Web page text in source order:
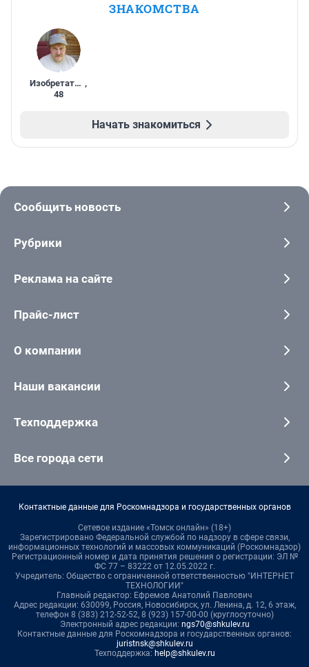
ЗНАКОМСТВА
Изобретатель ,
48
Начать знакомиться
Сообщить новость
Рубрики
Реклама на сайте
Прайс-лист
О компании
Наши вакансии
Техподдержка
Все города сети
Контактные данные для Роскомнадзора и государственных органов
Сетевое издание «Томск онлайн» (18+)
Зарегистрировано Федеральной службой по надзору в сфере связи,
информационных технологий и массовых коммуникаций (Роскомнадзор)
Регистрационный номер и дата принятия решения о регистрации: ЭЛ №
ФС 77 – 83222 от 12.05.2022 г.
Учредитель: Общество с ограниченной ответственностью "ИНТЕРНЕТ
ТЕХНОЛОГИИ"
Главный редактор: Ефремов Анатолий Павлович
Адрес редакции: 630099, Россия, Новосибирск, ул. Ленина, д. 12, 6 этаж,
телефон 8 (383) 212-52-52, 8 (923) 157-00-00 (круглосуточно)
Электронный адрес редакции: ngs70@shkulev.ru
Контактные данные для Роскомнадзора и государственных органов:
juristnsk@shkulev.ru
Техподдержка: help@shkulev.ru